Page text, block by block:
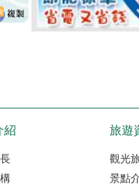
紹 旅遊
觀光
景點